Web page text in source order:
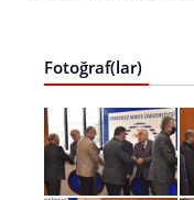
Fotoğraf(lar)